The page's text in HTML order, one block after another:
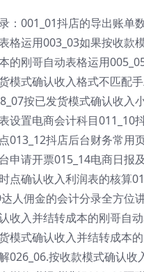
：001_01抖店的导出账单
格运用003_03如果按收款
的刚哥自动表格运用
模式确认收入格式不匹配
按已发货模式确认收入
设置电商会计科目011_10
013_12抖店后台财务常用
申请开票015_14电商日报
点确认收入利润表的核算
人佣金的会计分录全方位
收入并结转成本的刚哥自
模式确认收入并结转成本
026_06.按收款模式确认